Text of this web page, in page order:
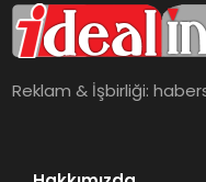
Reklam & İşbirliği: